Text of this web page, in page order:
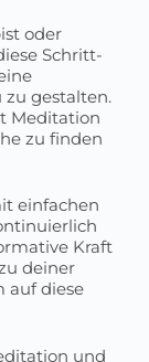
oder
Schritt-
zu gestalten.
Meditation
zu finden
einfachen
Kraft
deiner
auf diese
und